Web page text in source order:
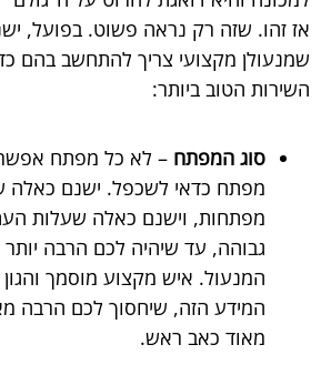
אז זהו. שזה רק נראה פשוט. בפועל,
שמנעולן מקצועי צריך להתחשב בהם
השירות הטוב ביותר:
סוג המפתח – לא כל מפתח
מפתח כדאי לשכפל. ישנם כאלה
מפתחות, וישנם כאלה שעלות
גבוהה, עד שיהיה לכם הרבה
המנעול. איש מקצוע מוסמך
המידע הזה, שיחסוך לכם הרבה
מאוד כאב ראש.